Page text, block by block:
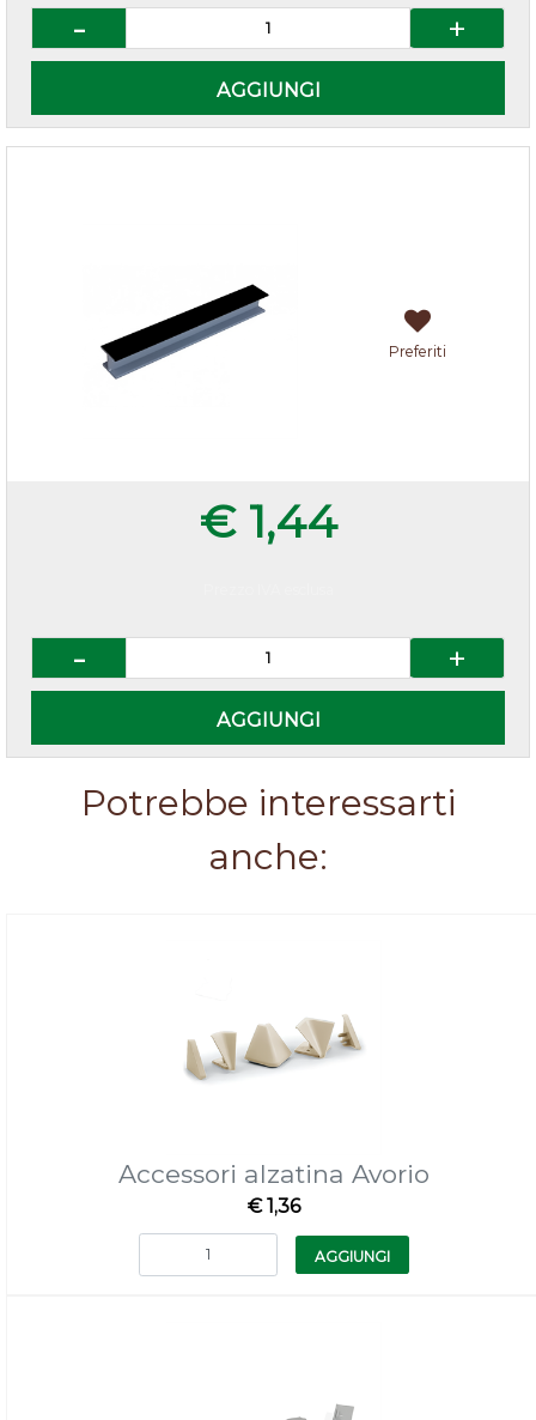
AGGIUNGI
Preferiti
€ 1,44
AGGIUNGI
Potrebbe interessarti
anche:
Accessori alzatina Avorio
€ 1,36
Quantità
AGGIUNGI